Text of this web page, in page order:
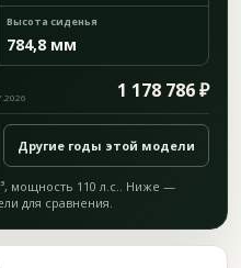
Высота сиденья
784,8 мм
1 178 786 ₽
Другие годы этой модели
мощность 110 л.с.. Ниже —
для сравнения.